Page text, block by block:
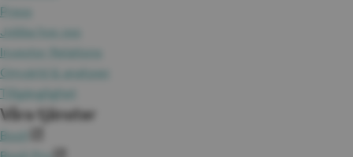
Press
Jobba hos oss
Investor Relations
Omvärld & analyser
Tillgänglighet
Våra tjänster
Booli